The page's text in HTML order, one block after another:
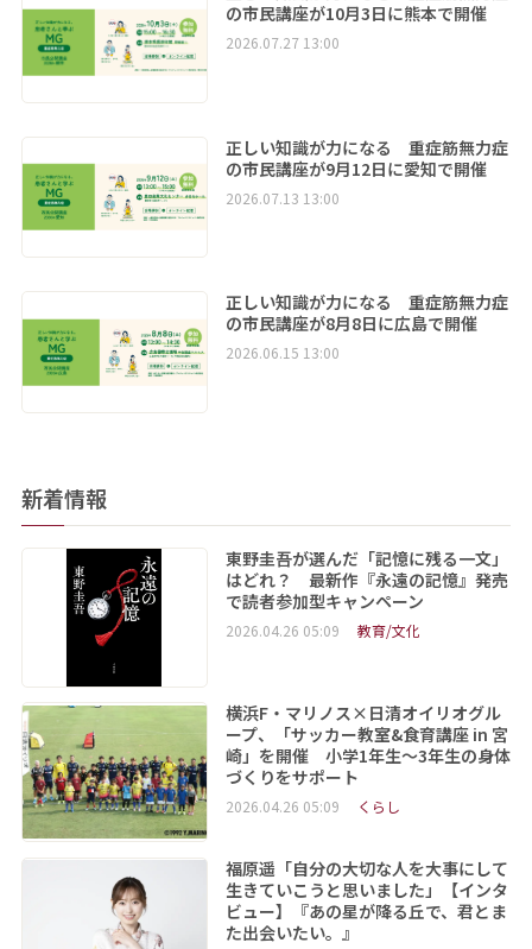
の市民講座が10月3日に熊本で開催
2026.07.27 13:00
正しい知識が力になる 重症筋無力症
の市民講座が9月12日に愛知で開催
2026.07.13 13:00
正しい知識が力になる 重症筋無力症
の市民講座が8月8日に広島で開催
2026.06.15 13:00
新着情報
東野圭吾が選んだ「記憶に残る一文」
はどれ？ 最新作『永遠の記憶』発売
で読者参加型キャンペーン
2026.04.26 05:09 教育/文化
横浜F・マリノス×日清オイリオグル
ープ、「サッカー教室&食育講座 in 宮
崎」を開催 小学1年生～3年生の身体
づくりをサポート
2026.04.26 05:09 くらし
福原遥「自分の大切な人を大事にして
生きていこうと思いました」【インタ
ビュー】『あの星が降る丘で、君とま
た出会いたい。』